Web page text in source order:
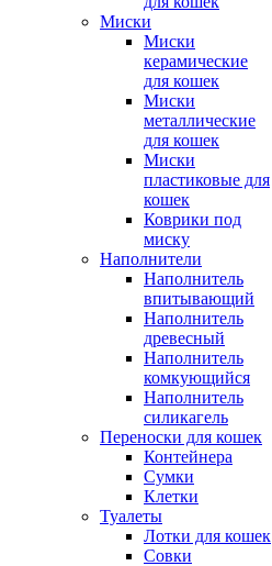
Миски
Миски
керамические
для кошек
Миски
металлические
для кошек
Миски
пластиковые для
кошек
Коврики под
миску
Наполнители
Наполнитель
впитывающий
Наполнитель
древесный
Наполнитель
комкующийся
Наполнитель
силикагель
Переноски для кошек
Контейнера
Сумки
Клетки
Туалеты
Лотки для кошек
Совки